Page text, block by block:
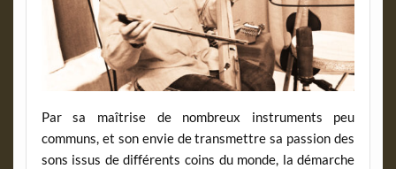
Par sa maîtrise de nombreux instruments peu
communs, et son envie de transmettre sa passion des
sons issus de différents coins du monde, la démarche